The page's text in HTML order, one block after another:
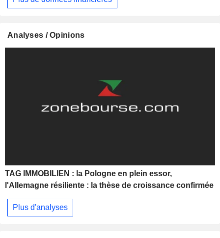
Analyses / Opinions
TAG IMMOBILIEN : la Pologne en plein essor,
l'Allemagne résiliente : la thèse de croissance confirmée
Plus d'analyses